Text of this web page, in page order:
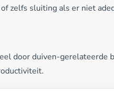
zelfs sluiting als er niet
door duiven-gerelateerde